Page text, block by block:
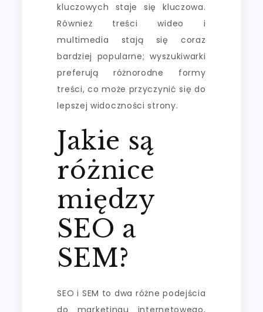
kluczowych staje się kluczowa.
Również treści wideo i
multimedia stają się coraz
bardziej popularne; wyszukiwarki
preferują różnorodne formy
treści, co może przyczynić się do
lepszej widoczności strony.
Jakie są
różnice
między
SEO a
SEM?
SEO i SEM to dwa różne podejścia
do marketingu internetowego,